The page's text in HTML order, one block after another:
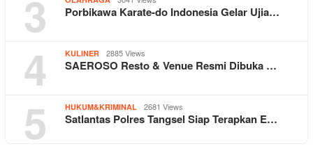
3 Porbikawa Karate-do Indonesia Gelar Ujia…
4 KULINER 2885 Views
SAEROSO Resto & Venue Resmi Dibuka …
5 HUKUM&KRIMINAL 2681 Views
Satlantas Polres Tangsel Siap Terapkan E…